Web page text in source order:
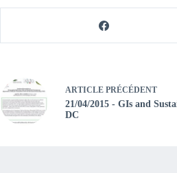
ARTICLE PRÉCÉDENT
21/04/2015 - GIs and
DC